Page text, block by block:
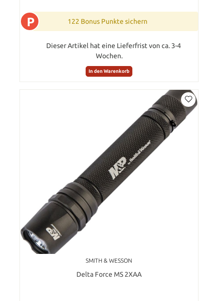
P 122 Bonus Punkte sichern
Dieser Artikel hat eine Lieferfrist von ca. 3-4
Wochen.
In den Warenkorb
SMITH & WESSON
Delta Force MS 2XAA